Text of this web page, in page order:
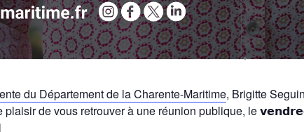
du Département de la Charente-Maritime, Brigitte
plaisir de vous retrouver à une réunion publique, le